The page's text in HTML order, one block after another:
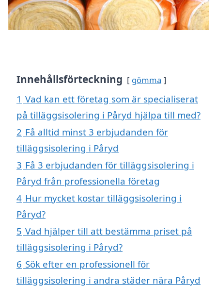
Innehållsförteckning gömma
1 Vad kan ett företag som är specialiserat
på tilläggsisolering i Påryd hjälpa till med?
2 Få alltid minst 3 erbjudanden för
tilläggsisolering i Påryd
3 Få 3 erbjudanden för tilläggsisolering i
Påryd från professionella företag
4 Hur mycket kostar tilläggsisolering i
Påryd?
5 Vad hjälper till att bestämma priset på
tilläggsisolering i Påryd?
6 Sök efter en professionell för
tilläggsisolering i andra städer nära Påryd